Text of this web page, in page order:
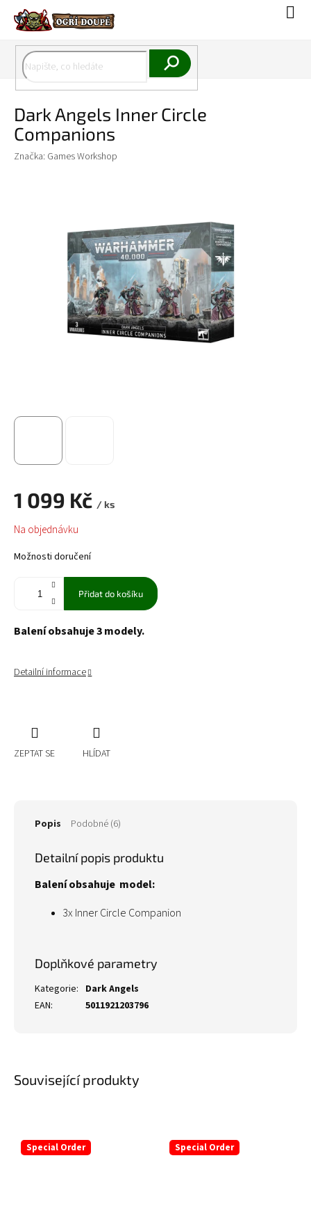
obsah
Dark Angels Inner Circle
Companions
Značka: Games Workshop
1 099 Kč / ks
Měrná
cena:
Na objednávku
Možnosti doručení
Přidat do košíku
Balení obsahuje 3 modely.
Detailní informace
ZEPTAT SE HLÍDAT
Související produkty
Special Order Special Order
Popis Podobné (6)
Detailní popis produktu
Balení obsahuje model:
3x Inner Circle Companion
Doplňkové parametry
Kategorie: Dark Angels
EAN: 5011921203796